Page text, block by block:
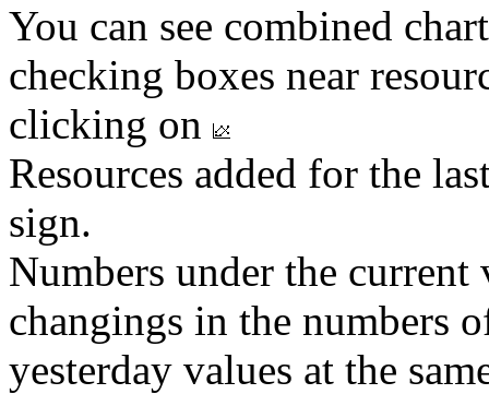
You can see combined
checking boxes near
clicking on
Resources added for the
sign.
Numbers under the
changings in the numbers
yesterday values at the